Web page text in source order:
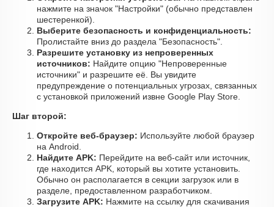
нажмите на значок "Настройки" (обычно представлен
шестеренкой).
Выберите безопасность и конфиденциальность:
Пролистайте вниз до раздела "Безопасность".
Разрешите установку из непроверенных
источников: Найдите опцию "Непроверенные
источники" и разрешите её. Вы увидите
предупреждение о потенциальных угрозах, связанных
с установкой приложений извне Google Play Store.
Шаг второй:
Откройте веб-браузер: Используйте любой браузер
на Android.
Найдите APK: Перейдите на веб-сайт или источник,
где находится APK, который вы хотите установить.
Обычно он располагается в секции загрузок или в
разделе, предоставленном разработчиком.
Загрузите APK: Нажмите на ссылку для скачивания